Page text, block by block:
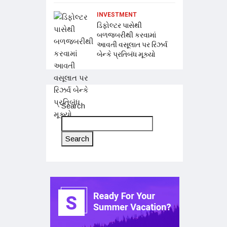
INVESTMENT
ડિફોલ્ટર પાસેથી
બળજબરીથી કરવામાં
આવતી વસૂલાત પર રિઝર્વ
બેન્કે પ્રતિબંધ મૂક્યો
Search
Search